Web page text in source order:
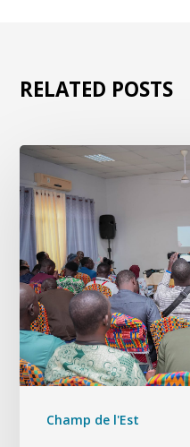
RELATED POSTS
Champ de l'Est